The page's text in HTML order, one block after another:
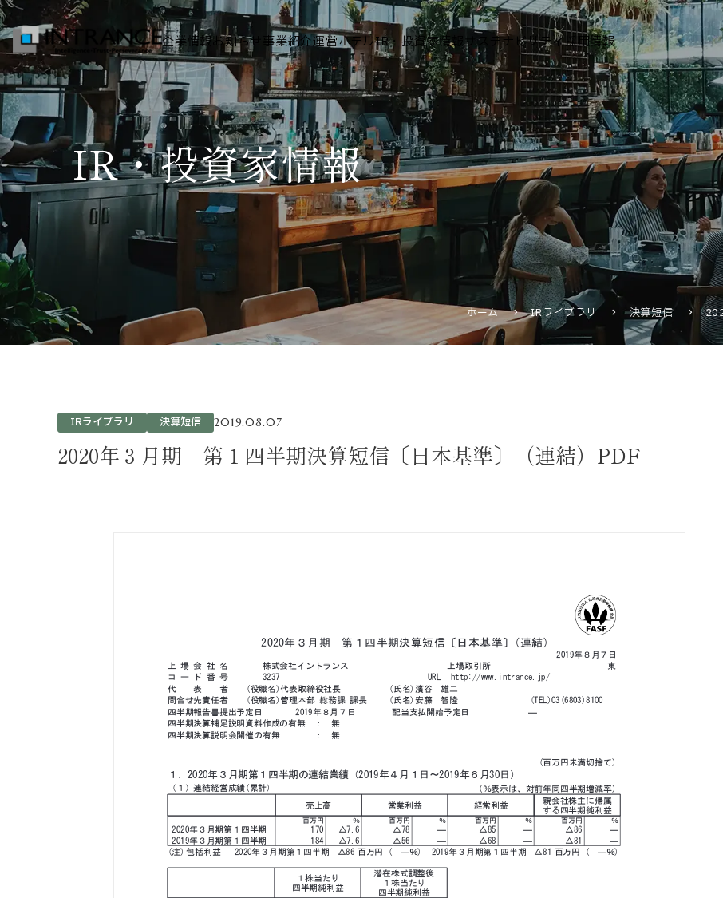
企業情報お知らせ 事業紹介運営ホテルIR・投資家情報 サステナビリティ採用情報
トップ
企業情報
会社概要
代表者挨拶
グループ一覧
経営理念
事業紹介
インバウンド送客事業
運営ホテル
IR・投資家情報
IRニュース
IRカレンダー
IRライブラリ
株式情報
財務・業績情報
IRイベント
マテリアリティ
取組事例
IR・投資家情報
ホーム IRライブラリ 決算短信
IRライブラリ 決算短信 2019.08.07
2020年３月期 第１四半期決算短信〔日本基準〕（連結）PDF